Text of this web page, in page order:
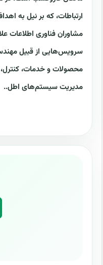
ارتباطات، که بر نیل به
مشاوران فناوری اطلاعات
سرویس‌هایی از قبیل
محصولات و خدمات، کنترل،
مدیریت سیستم‌های اطل..